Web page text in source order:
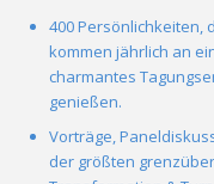
400 Persönlichkeiten,
kommen jährlich an
charmantes
genießen.
Vorträge,
der größten